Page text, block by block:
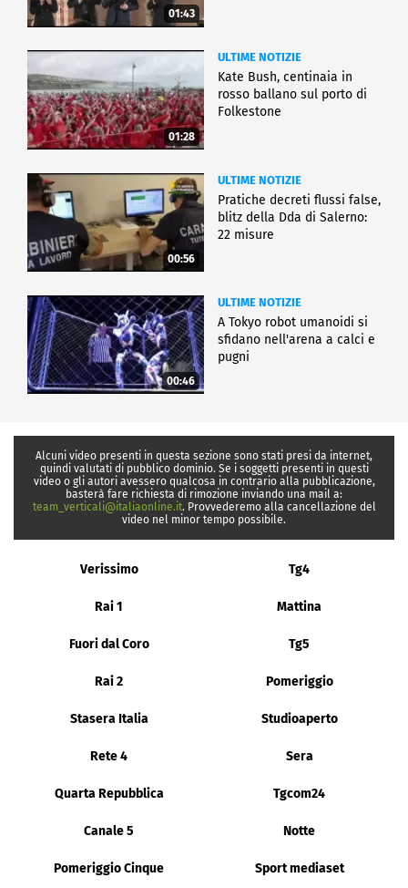
01:43
01:28
ULTIME NOTIZIE
Kate Bush, centinaia in
rosso ballano sul porto di
Folkestone
00:56
ULTIME NOTIZIE
Pratiche decreti flussi false,
blitz della Dda di Salerno:
22 misure
00:46
ULTIME NOTIZIE
A Tokyo robot umanoidi si
sfidano nell'arena a calci e
pugni
Alcuni video presenti in questa sezione sono stati presi da internet,
quindi valutati di pubblico dominio. Se i soggetti presenti in questi
video o gli autori avessero qualcosa in contrario alla pubblicazione,
basterà fare richiesta di rimozione inviando una mail a:
team_verticali@italiaonline.it. Provvederemo alla cancellazione del
video nel minor tempo possibile.
Verissimo Tg4
Rai 1 Mattina
Fuori dal Coro Tg5
Rai 2 Pomeriggio
Stasera Italia Studioaperto
Rete 4 Sera
Quarta Repubblica Tgcom24
Canale 5 Notte
Pomeriggio Cinque Sport mediaset